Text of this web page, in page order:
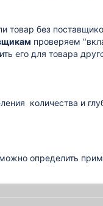
товар без
проверяем
его для товара
количества и
определить